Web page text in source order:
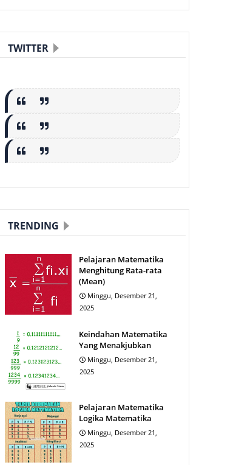
TWITTER
TRENDING
Pelajaran Matematika
Menghitung Rata-rata
(Mean)
Minggu, Desember 21,
2025
Keindahan Matematika
Yang Menakjubkan
Minggu, Desember 21,
2025
Pelajaran Matematika
Logika Matematika
Minggu, Desember 21,
2025